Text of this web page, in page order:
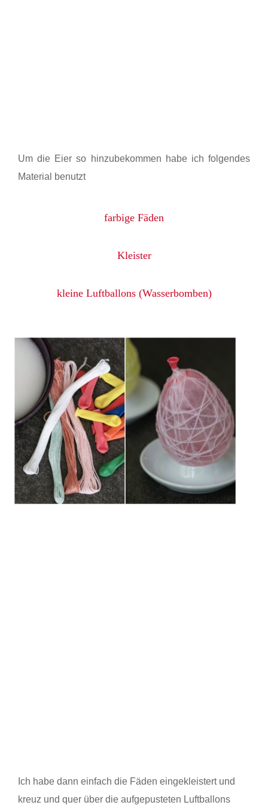
Um die Eier so hinzubekommen habe ich folgendes
Material benutzt
farbige Fäden
Kleister
kleine Luftballons (Wasserbomben)
Ich habe dann einfach die Fäden eingekleistert und
kreuz und quer über die aufgepusteten Luftballons